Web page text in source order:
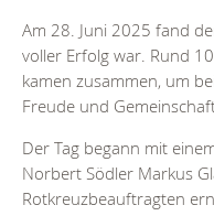
Am 28. Juni 2025 fand
voller Erfolg war. Rund
kamen zusammen, um
Freude und
Der Tag begann mit
Norbert Södler Markus
Rotkreuzbeauftragten